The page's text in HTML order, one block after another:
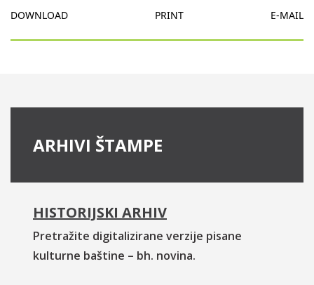
DOWNLOAD PRINT E-MAIL
ARHIVI ŠTAMPE
HISTORIJSKI ARHIV
Pretražite digitalizirane verzije pisane
kulturne baštine – bh. novina.